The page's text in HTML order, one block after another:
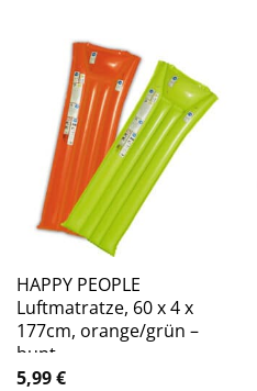
HAPPY PEOPLE
Luftmatratze, 60 x 4 x
177cm, orange/grün –
bunt
5,99€